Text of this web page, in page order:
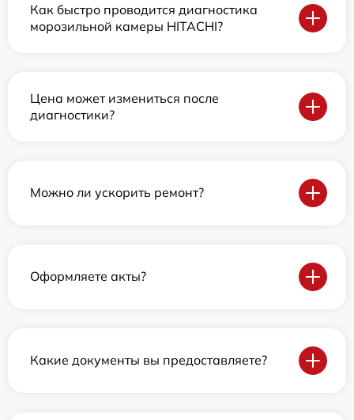
Как быстро проводится диагностика
морозильной камеры HITACHI?
Цена может измениться после
диагностики?
Можно ли ускорить ремонт?
Оформляете акты?
Какие документы вы предоставляете?